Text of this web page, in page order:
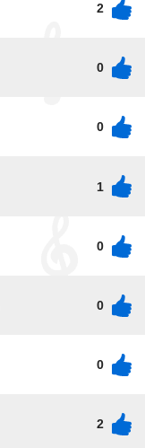
2
0
0
1
0
0
0
2